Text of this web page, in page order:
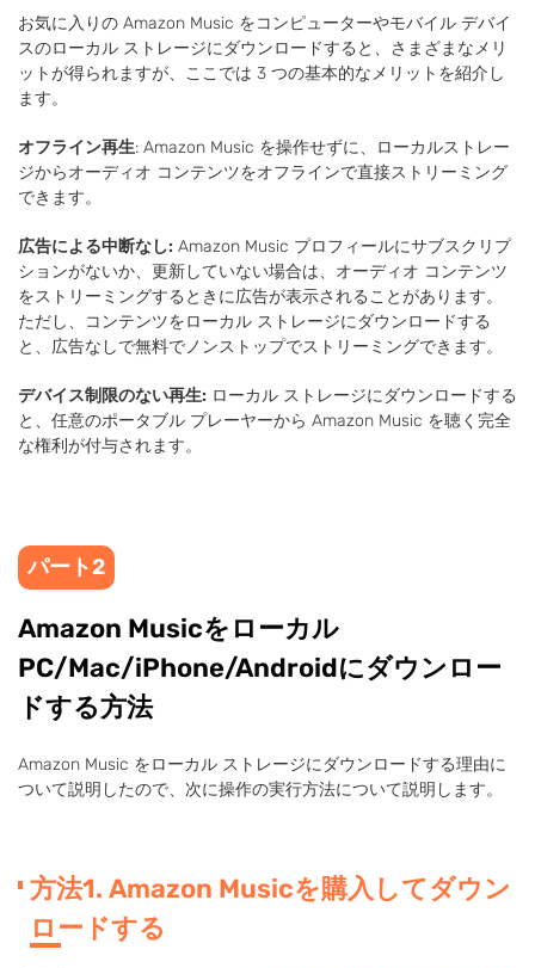
お気に入りの Amazon Music をコンピューターやモバイル デバイ
スのローカル ストレージにダウンロードすると、さまざまなメリ
ットが得られますが、ここでは 3 つの基本的なメリットを紹介し
ます。
オフライン再生: Amazon Music を操作せずに、ローカルストレー
ジからオーディオ コンテンツをオフラインで直接ストリーミング
できます。
広告による中断なし: Amazon Music プロフィールにサブスクリプ
ションがないか、更新していない場合は、オーディオ コンテンツ
をストリーミングするときに広告が表示されることがあります。
ただし、コンテンツをローカル ストレージにダウンロードする
と、広告なしで無料でノンストップでストリーミングできます。
デバイス制限のない再生: ローカル ストレージにダウンロードする
と、任意のポータブル プレーヤーから Amazon Music を聴く完全
な権利が付与されます。
パート2
Amazon Musicをローカル
PC/Mac/iPhone/Androidにダウンロー
ドする方法
Amazon Music をローカル ストレージにダウンロードする理由に
ついて説明したので、次に操作の実行方法について説明します。
方法1. Amazon Musicを購入してダウン
ロードする